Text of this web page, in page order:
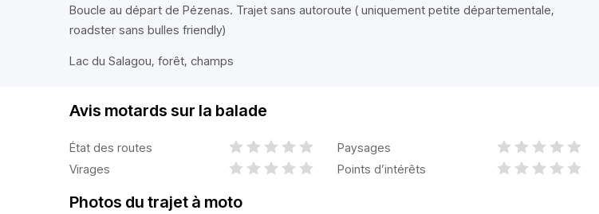
Boucle au départ de Pézenas. Trajet sans autoroute ( uniquement petite départementale,
roadster sans bulles friendly)
Lac du Salagou, forêt, champs
Avis motards sur la balade
État des routes
Paysages
Virages
Points d’intérêts
Photos du trajet à moto